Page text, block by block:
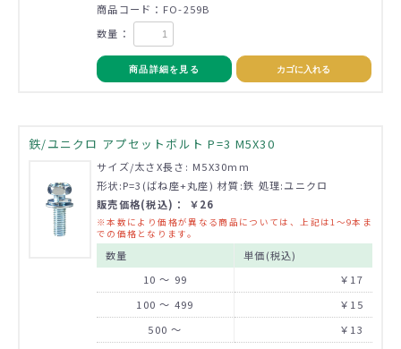
商品コード：FO-259B
数量：
商品詳細を見る カゴに入れる
鉄/ユニクロ アプセットボルト P=3 M5X30
サイズ/太さX長さ: M5X30mm
形状:P=3(ばね座+丸座) 材質:鉄 処理:ユニクロ
販売価格(税込)： ￥26
※本数により価格が異なる商品については、上記は1～9本ま
での価格となります。
数量
単価(税込)
10 ～ 99
￥17
100 ～ 499
￥15
500 ～
￥13